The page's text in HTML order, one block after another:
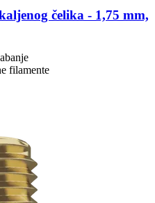
čelika -​ 1,75 mm,
filamente